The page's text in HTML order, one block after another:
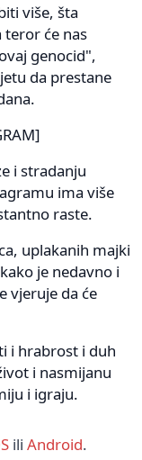
više, šta
teror će nas
genocid",
da prestane
i stradanju
ima više
raste.
uplakanih majki
je nedavno i
vjeruje da će
i hrabrost i duh
i nasmijanu
i igraju.
ili Android.